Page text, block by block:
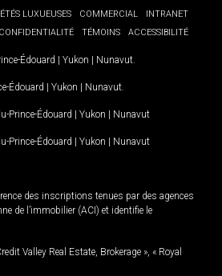
LUXUEUSES COMMERCIAL
INTRANET
CONFIDENTIALITÉ TÉMOINS ACCESSIBILITÉ
Édouard | Yukon | Nunavut
Édouard | Yukon | Nunavut
Prince-Édouard | Yukon | Nunavut
Prince-Édouard | Yukon | Nunavut
des inscriptions tenues par des agences
de l’immobilier (ACI) et identifie le
Valley Real Estate, Brokerage », « Royal